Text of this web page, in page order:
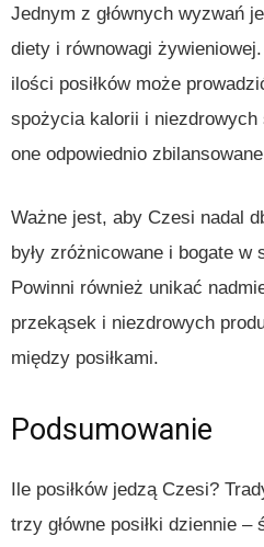
Jednym z głównych wyzwań
diety i równowagi
ilości posiłków może
spożycia kalorii i niezdrowych
one odpowiednio
Ważne jest, aby Czesi nadal
były zróżnicowane i bogate w
Powinni również unikać
przekąsek i niezdrowych
między posiłkami.
Podsumowanie
Ile posiłków jedzą Czesi?
trzy główne posiłki dziennie